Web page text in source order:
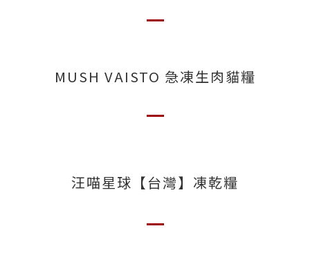
MUSH VAISTO 急凍生肉貓糧
汪喵星球【台灣】凍乾糧